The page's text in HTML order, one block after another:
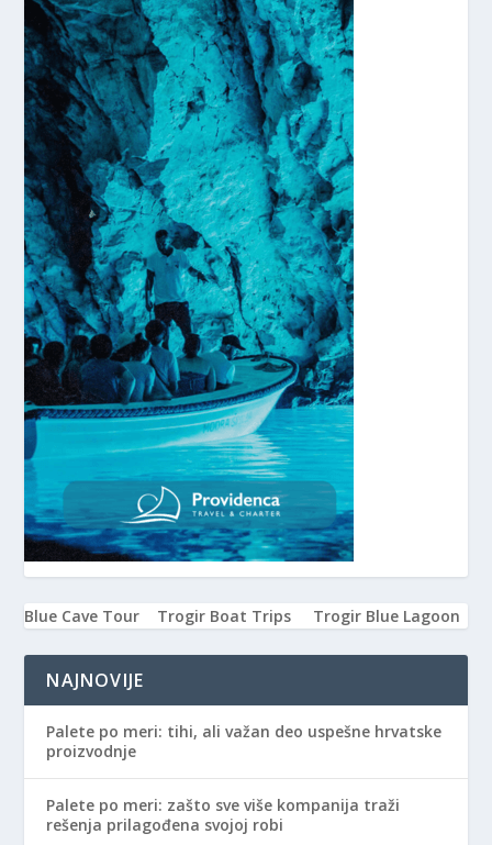
Blue Cave Tour Trogir Boat Trips Trogir Blue Lagoon
NAJNOVIJE
Palete po meri: tihi, ali važan deo uspešne hrvatske
proizvodnje
Palete po meri: zašto sve više kompanija traži
rešenja prilagođena svojoj robi